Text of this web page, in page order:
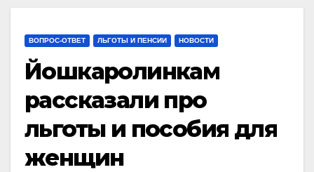
ВОПРОС-ОТВЕТ ЛЬГОТЫ И ПЕНСИИ НОВОСТИ
Йошкаролинкам
рассказали про
льготы и пособия для
женщин